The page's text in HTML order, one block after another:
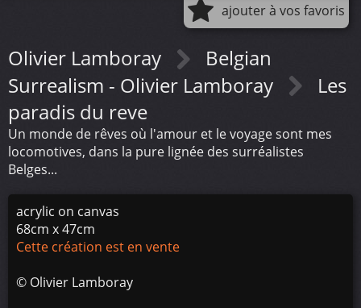
ajouter à vos favoris
Olivier Lamboray
Belgian
Surrealism - Olivier Lamboray
Les
paradis du reve
Un monde de rêves où l'amour et le voyage sont mes
locomotives, dans la pure lignée des surréalistes
Belges...
acrylic on canvas
68cm x 47cm
Cette création est en vente
© Olivier Lamboray